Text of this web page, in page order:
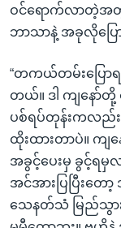
ဝင်ရောက်လာတဲ့အတွ
ဘာသာနဲ့ အခုလိုပြေ
“တကယ်တမ်းပြော
တယ်။ ဒါ ကျနော်
ပစ်ရပ်တုန်းကလည်း
ထိုးထားတာပဲ။ ကျ
အခွင့်ပေးမှ ခွင့်ရ
အင်အားပြပြီးတ
သေနတ်သံ မြည်သွာ